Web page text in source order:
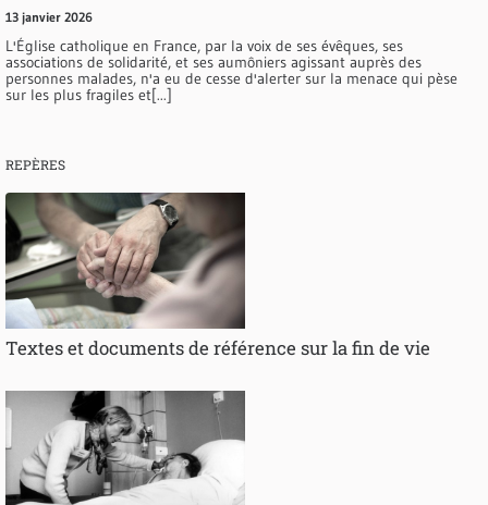
13 janvier 2026
L'Église catholique en France, par la voix de ses évêques, ses
associations de solidarité, et ses aumôniers agissant auprès des
personnes malades, n'a eu de cesse d'alerter sur la menace qui pèse
sur les plus fragiles et[...]
REPÈRES
Textes et documents de référence sur la fin de vie